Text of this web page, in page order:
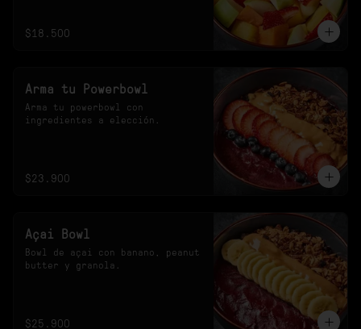
$18.500
Arma tu Powerbowl
Arma tu powerbowl con
ingredientes a elección.
$23.900
Açai Bowl
Bowl de açai con banano, peanut
butter y granola.
$25.900